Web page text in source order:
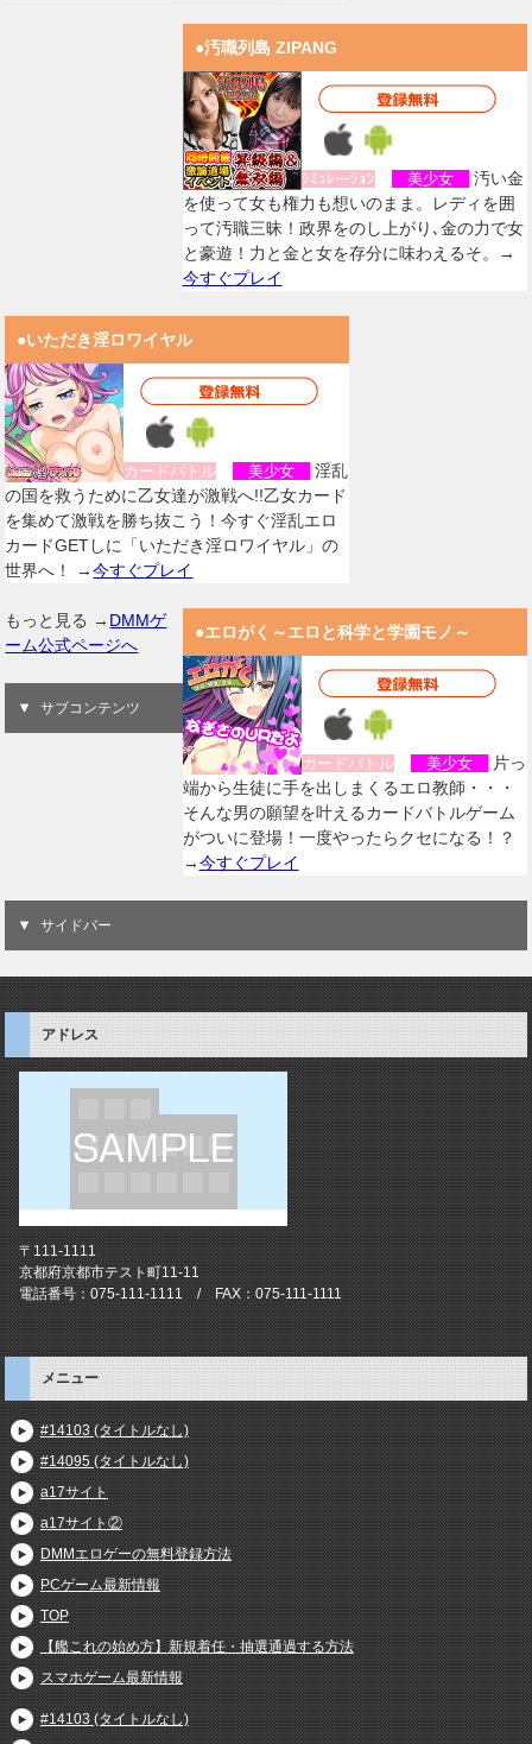
●汚職列島 ZIPANG
ｼﾐｭﾚーｼｮﾝ 美少女
汚い金
を使って女も権力も想いのまま。レディを囲
って汚職三昧！政界をのし上がり､金の力で女
と豪遊！力と金と女を存分に味わえるそ。→
今すぐプレイ
●いただき淫ロワイヤル
カードバトル 美少女
淫乱
の国を救うために乙女達が激戦へ!!乙女カード
を集めて激戦を勝ち抜こう！今すぐ淫乱エロ
カードGETしに「いただき淫ロワイヤル」の
世界へ！ →今すぐプレイ
●エロがく～エロと科学と学園モノ～
カードバトル 美少女
片っ
端から生徒に手を出しまくるエロ教師・・・
そんな男の願望を叶えるカードバトルゲーム
がついに登場！一度やったらクセになる！？
→今すぐプレイ
もっと見る → DMMゲ
ーム公式ページへ
サブコンテンツ
サイドバー
アドレス
〒111-1111
京都府京都市テスト町11-11
電話番号：075-111-1111 / FAX：075-111-1111
メニュー
#14103 (タイトルなし)
#14095 (タイトルなし)
a17サイト
a17サイト②
DMMエロゲーの無料登録方法
PCゲーム最新情報
TOP
【艦これの始め方】新規着任・抽選通過する方法
スマホゲーム最新情報
#14103 (タイトルなし)